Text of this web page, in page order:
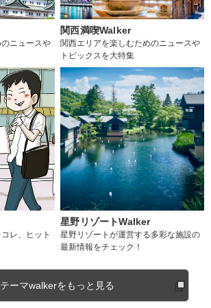
ニュースや
関西満喫Walker
関西エリアを楽しむためのニュースや
トピックスを大特集
レ、ヒット
星野リゾートWalker
星野リゾートが運営する多彩な施設の
最新情報をチェック！
テーマwalkerをもっと見る